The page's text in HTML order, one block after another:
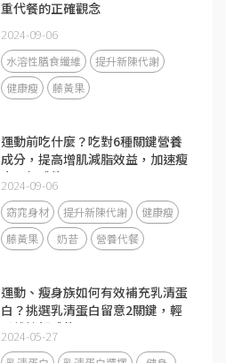
重代餐的正確觀念
2024-09-06
水溶性膳食纖維
提升新陳代謝
健康瘦
藤黃果
運動前吃什麼？吃對6種關鍵營養
成分，提高增肌減脂效益，加速瘦
出理想體態！
2024-09-06
窈窕身材 提升新陳代謝
健康瘦
藤黃果
奶昔 營養代餐
運動、瘦身族如何有效補充乳清蛋
白？挑選乳清蛋白留意2關鍵，輕
鬆維持好體態！
2024-05-27